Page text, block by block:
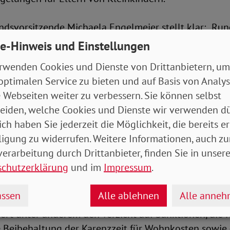
Michaela Engelmeier stellt klar:
beziehen Leistungen nach dem SGB II. In
außer Acht gelassen, dass sie die geplanten
– obwohl sie nichts für ihre Lage können.
gekürzt werden, verschärft das
in der Familie bedeutet weniger Spielraum für
oder die soziale Teilhabe von Kindern. Wer
Leistungen spart, spart an der Zukunft von
für die gesamte Gesellschaft."
sei eine Familie mit minderjährigen
Sanktionen blieben daher nicht auf einzelne
träfen unmittelbar auch Schutzbefohlene und
unter anderem den Verzicht auf Sanktionen, die
Hinweis und Einstellungen
Cookies und Dienste von Drittanbietern,
Service zu bieten und auf Basis von
Webseiten weiter zu verbessern. Sie können selbst
welche Cookies und Dienste wir verwenden
haben Sie jederzeit die Möglichkeit, die bereits
zu widerrufen. Weitere Informationen, auch
durch Drittanbieter, finden Sie in
und im Impressum.
Alle ablehnen Alle